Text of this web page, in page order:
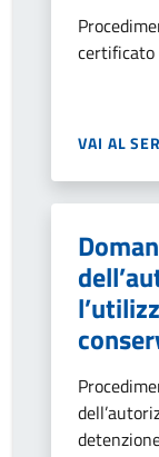
certificato
VAI AL